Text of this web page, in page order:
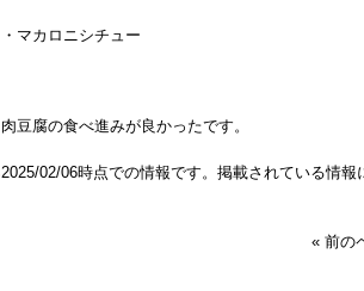
・マカロニシチュー
肉豆腐の食べ進みが良かったです。
2025/02/06時点での情報です。掲載されている情報
« 前の